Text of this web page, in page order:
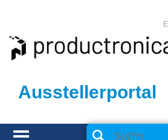
Ausstellerportal